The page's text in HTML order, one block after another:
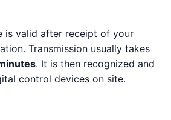
is valid after receipt of your
Transmission usually takes
. It is then recognized and
control devices on site.